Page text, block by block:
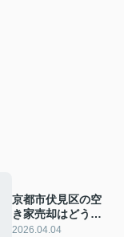
京都市伏見区の空
き家売却はどう進
める？ 手続きの流
2026.04.04